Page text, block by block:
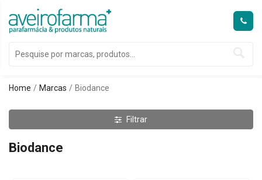
Home Marcas Biodance
Filtrar
Biodance